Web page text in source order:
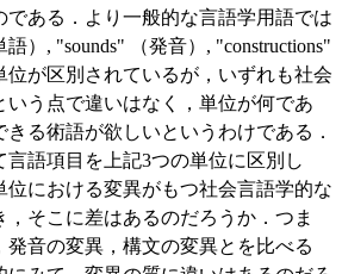
である．より一般的な言語学用語では
語）, "sounds" （発音）, "constructions"
位が区別されているが，いずれも社会
いう点で違いはなく，単位が何であ
る術語が欲しいというわけである．
語項目を上記3つの単位に区別し
位における変異がもつ社会言語学的な
，そこに差はあるのだろうか．つま
発音の変異，構文の変異とを比べる